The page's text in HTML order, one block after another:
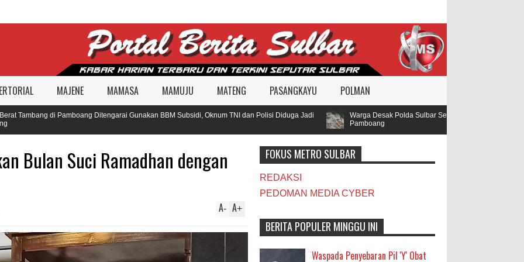
MAJENE MAMASA MAMUJU MATENG PASANGKAYU POLMAN
di Pamboang Ditengarai Gunakan BBM Subsidi, Oknum TNI dan Polisi Diduga Jadi
Warga Desak Polda Sulbar Selidiki Dugaan Penggunaan
Pamboang
Bulan Suci Ramadhan dengan
A+
A-
FOKUS METRO SULBAR
REDAKSI
PEDOMAN MEDIA CYBER
BERITA POPULER MINGGU INI
Waspada Penyebaran Pil 'Y' Obat